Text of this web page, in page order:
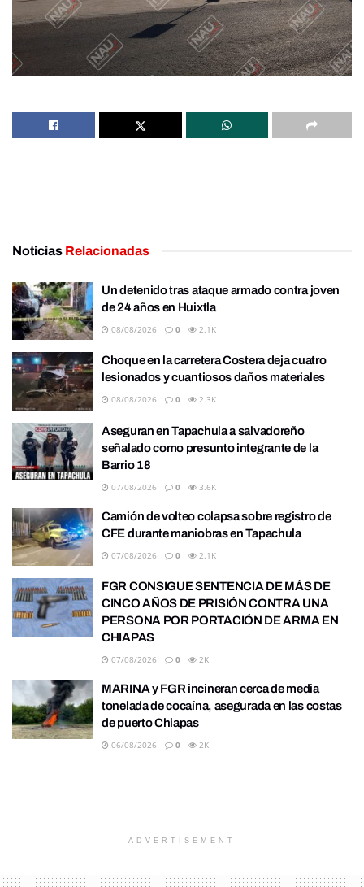
Noticias Relacionadas
Un detenido tras ataque armado contra joven
de 24 años en Huixtla
08/08/2026 0 2.1K
Choque en la carretera Costera deja cuatro
lesionados y cuantiosos daños materiales
08/08/2026 0 2.3K
Aseguran en Tapachula a salvadoreño
señalado como presunto integrante de la
Barrio 18
07/08/2026 0 3.6K
Camión de volteo colapsa sobre registro de
CFE durante maniobras en Tapachula
07/08/2026 0 2.1K
FGR CONSIGUE SENTENCIA DE MÁS DE
CINCO AÑOS DE PRISIÓN CONTRA UNA
PERSONA POR PORTACIÓN DE ARMA EN
CHIAPAS
07/08/2026 0 2K
MARINA y FGR incineran cerca de media
tonelada de cocaína, asegurada en las costas
de puerto Chiapas
06/08/2026 0 2K
ADVERTISEMENT